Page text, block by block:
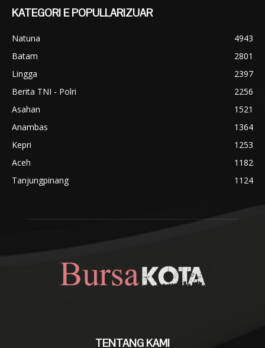
KATEGORI E POPULLARIZUAR
Natuna
4943
Batam
2801
Lingga
2397
Berita TNI - Polri
2256
Asahan
1521
Anambas
1364
Kepri
1253
Aceh
1182
Tanjungpinang
1124
TENTANG KAMI